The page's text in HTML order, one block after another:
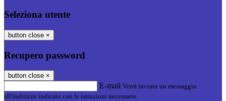
Seleziona utente
button close ×
Recupero password
button close ×
E-mail Verrà inviato un messaggio
all'indirizzo indicato con le istruzioni necessarie.